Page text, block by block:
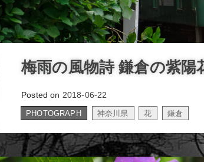
梅雨の風物詩 鎌倉の紫
Posted on 2018-06-22
PHOTOGRAPH 神奈川県 花 鎌倉